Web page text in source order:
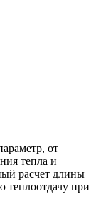
от
тепла и
расчет длины
теплоотдачу при